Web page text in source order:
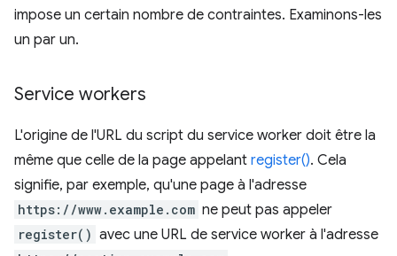
impose un certain nombre de contraintes. Examinons-les
un par un.
Service workers
L'origine de l'URL du script du service worker doit être la
même que celle de la page appelant register(). Cela
signifie, par exemple, qu'une page à l'adresse
https://www.example.com ne peut pas appeler
register() avec une URL de service worker à l'adresse